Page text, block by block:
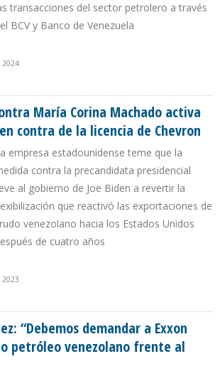
transacciones del sector petrolero a través
BCV y Banco de Venezuela
2024
María Corina Machado activa
contra de la licencia de Chevron
empresa estadounidense teme que la
contra la precandidata presidencial
al gobierno de Joe Biden a revertir la
que reactivó las exportaciones de
venezolano hacia los Estados Unidos
de cuatro años
2023
“Debemos demandar a Exxon
petróleo venezolano frente al